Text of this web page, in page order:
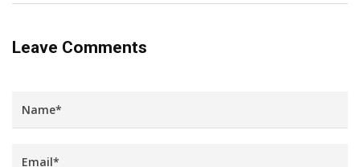
Leave Comments